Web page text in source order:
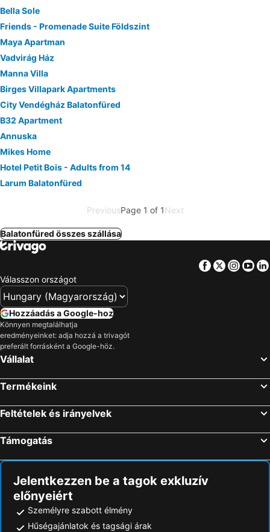
Bella Sole
Friends - Promenade Suite Földszint
Maya Apartman
Vadvirág Ház
Manna Villa
Birges Villapark Apartments
City Vendégház Balatonfüred
B32 Apartment
Annuska
Mikes Home
Hotel Petit Bois - Adults from 14
Larum Balatonfüred
PreviousPage 1 of 1Next
Balatonfüred összes szállása
Facebook
Twitter
Válasszon országot
Hozzáadás a Google-hoz
Könnyen megtalálhatja
eredményeinket: adja hozzá a trivagót
preferált forrásként a Google-höz.
Vállalat
Termékeink
Feltételek és irányelvek
Támogatás
Jelentkezzen be a tagok exkluzív
előnyeiért
Személyre szabott élmény
Hűségajánlatok és tagsági árak